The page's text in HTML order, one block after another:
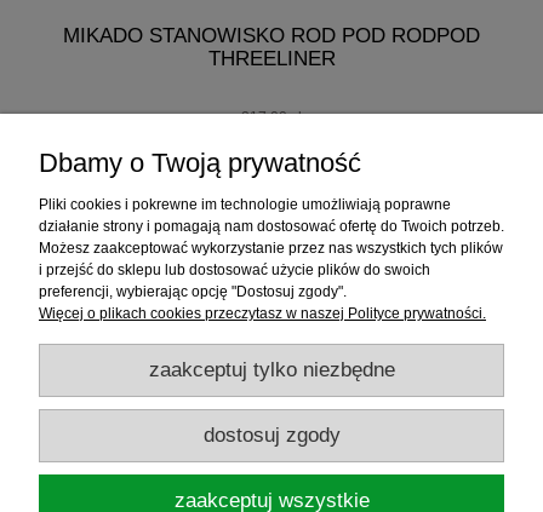
MIKADO STANOWISKO ROD POD RODPOD
THREELINER
217,00 zł
Informacje
Sklep internetowy
RATY
Promocje
Dbamy o Twoją prywatność
Pliki cookies i pokrewne im technologie umożliwiają poprawne
działanie strony i pomagają nam dostosować ofertę do Twoich potrzeb.
Możesz zaakceptować wykorzystanie przez nas wszystkich tych plików
i przejść do sklepu lub dostosować użycie plików do swoich
preferencji, wybierając opcję "Dostosuj zgody".
Więcej o plikach cookies przeczytasz w naszej Polityce prywatności.
zaakceptuj tylko niezbędne
dostosuj zgody
zaakceptuj wszystkie